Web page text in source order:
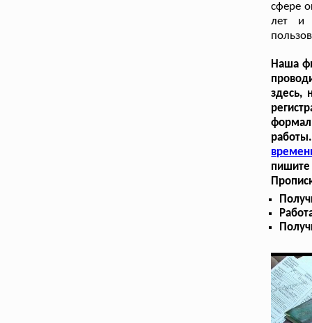
сфере
лет и
Наша
здесь,
пишите